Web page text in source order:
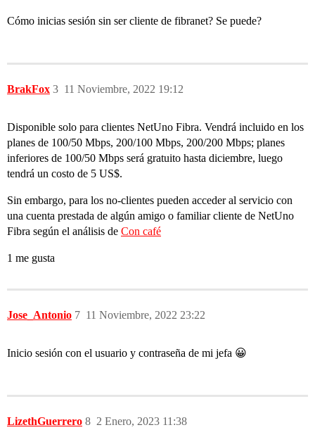
Cómo inicias sesión sin ser cliente de fibranet? Se puede?
BrakFox 11 Noviembre, 2022 19:12
3
Disponible solo para clientes NetUno Fibra. Vendrá incluido en los
planes de 100/50 Mbps, 200/100 Mbps, 200/200 Mbps; planes
inferiores de 100/50 Mbps será gratuito hasta diciembre, luego
tendrá un costo de 5 US$.
Sin embargo, para los no-clientes pueden acceder al servicio con
una cuenta prestada de algún amigo o familiar cliente de NetUno
Fibra según el análisis de Con café
1 me gusta
Jose_Antonio 11 Noviembre, 2022 23:22
7
Inicio sesión con el usuario y contraseña de mi jefa 😀
LizethGuerrero 2 Enero, 2023 11:38
8